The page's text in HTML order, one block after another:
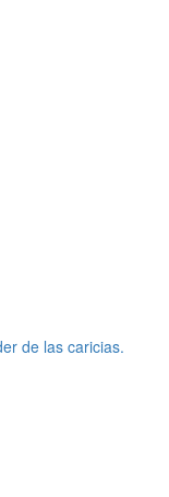
de las caricias.